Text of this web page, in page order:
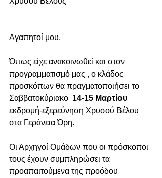
Αγαπητοί μου,
Όπως είχε ανακοινωθεί και στον
προγραμματισμό μας , ο κλάδος
προσκόπων θα πραγματοποιήσει το
Σαββατοκύριακο 14-15 Μαρτίου
εκδρομή-εξερεύνηση Χρυσού Βέλου
στα Γεράνεια Όρη.
Οι Αρχηγοί Ομάδων που οι πρόσκοποι
τους έχουν συμπληρώσει τα
προαπαιτούμενα της προόδου